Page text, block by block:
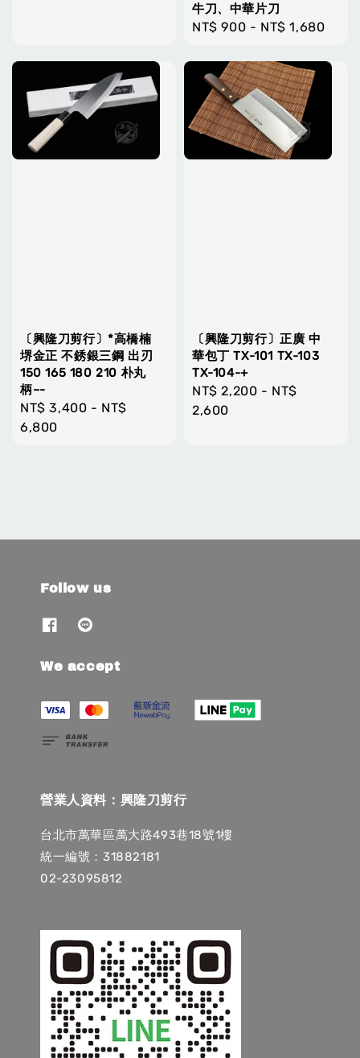
牛刀、中華片刀
Regular
NT$ 900 - NT$ 1,680
〔興隆刀剪行〕*高橋楠
堺金正 不銹銀三鋼 出刃
150 165 180 210 朴丸
柄~-
Regular
price
NT$ 3,400 - NT$
6,800
〔興隆刀剪行〕正廣 中
華包丁 TX-101 TX-103
TX-104-+
Regular
price
NT$ 2,200 - NT$
2,600
Follow us
We accept
營業人資料：興隆刀剪行
台北市萬華區萬大路493巷18號1樓
統一編號：31882181
02-23095812